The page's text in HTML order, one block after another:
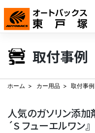
Skip
content
取付事例
ホーム カー用品 取付事例
人気のガソリン添加
´S フューエルワン』